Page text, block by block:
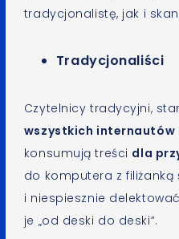
tradycjonalistę, jak i
Tradycjonaliści
Czytelnicy tradycyjni,
wszystkich internautów
konsumują treści dla
do komputera z filiżanką
i niespiesznie
je „od deski do deski”.